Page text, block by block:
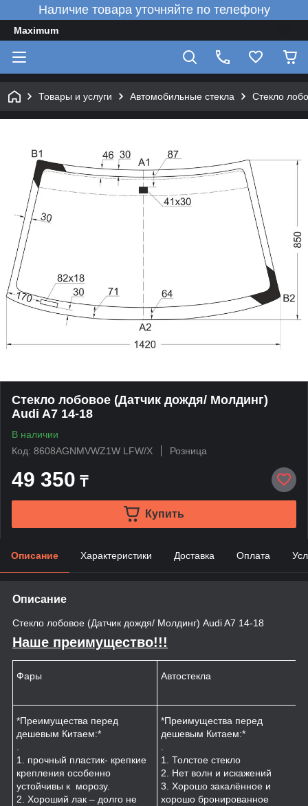
Наличие товара уточняйте по телефону
Maximum
Товары и услуги Автомобильные стекла Стекло
Стекло лобовое (Датчик дождя/ Молдинг)
Audi A7 14-18
В наличии
Код: 8608AGNMVWZ1W LFW/X
Розница
49 350 ₸
Купить
Описание Характеристики Доставка Оплата
Описание
Стекло лобовое (Датчик дождя/ Молдинг) Audi A7 14-18
Наше преимущество!!!
Фары Автостекла
*Преимущества перед
дешевым Китаем:*
.
1. прочный пластик- крепкие
крепления особенно
устойчивы к морозу.
2. Хороший лак – долго не
*Преимущества перед
дешевым Китаем:*
.
1. Толстое стекло
2. Нет волн и искажений
3. Хорошо закалённое и
хорошо бронированное